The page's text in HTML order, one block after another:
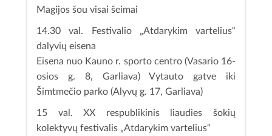
Magijos šou visai šeimai
14.30 val. Festivalio „Atdarykim vartelius“
dalyvių eisena
Eisena nuo Kauno r. sporto centro (Vasario 16-
osios g. 8, Garliava) Vytauto gatve iki
Šimtmečio parko (Alyvų g. 17, Garliava)
15 val. XX respublikinis liaudies šokių
kolektyvų festivalis „Atdarykim vartelius“